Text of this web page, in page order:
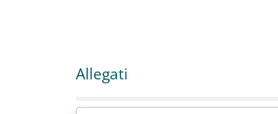
Allegati